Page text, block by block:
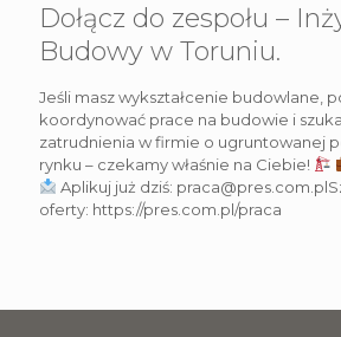
Dołącz do zespołu –
Budowy w Toruniu.
Jeśli masz wykształcenie budowlane,
koordynować prace na budowie i
zatrudnienia w firmie o ugruntowanej
rynku – czekamy właśnie na Ciebie!
Aplikuj już dziś:
oferty: https://pres.com.pl/praca